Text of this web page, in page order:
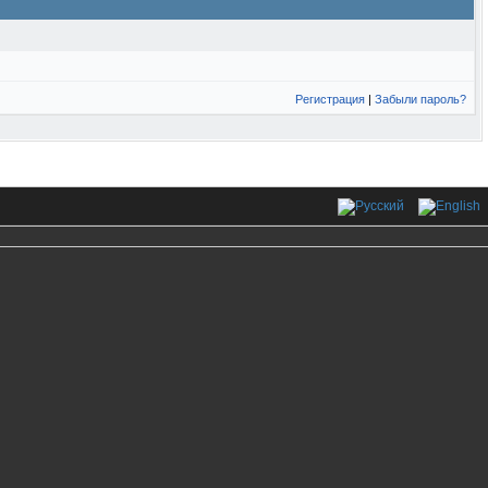
Регистрация | Забыли пароль?